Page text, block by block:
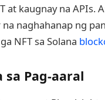
at kaugnay na APIs.
naghahanap ng
NFT sa Solana
Pag-aaral